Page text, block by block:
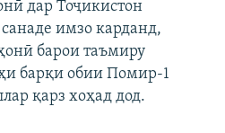
дар Тоҷикистон
имзо карданд,
барои таъмиру
барқи обии Помир-1
қарз хоҳад дод.